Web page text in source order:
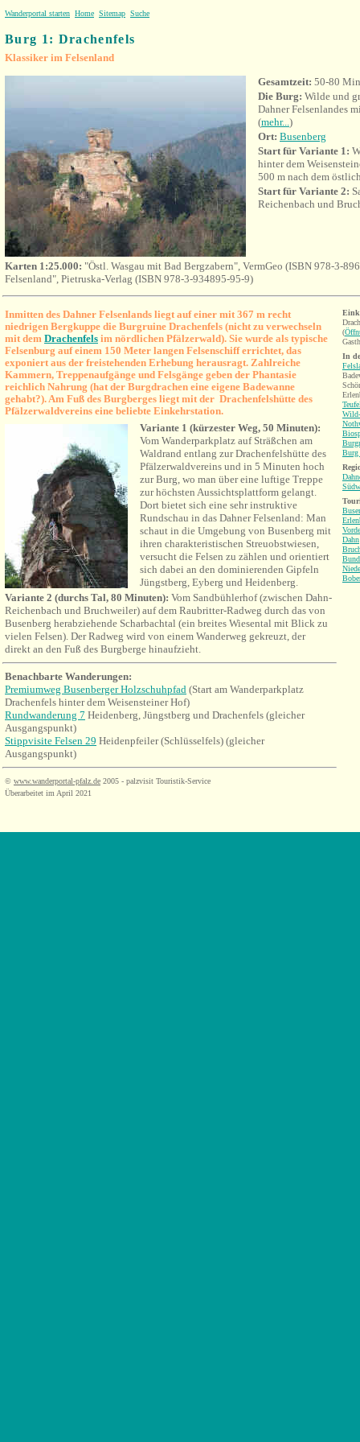
Wanderportal starten Home Sitemap Suche
Burg 1: Drachenfels
Klassiker im Felsenland
Gesamtzeit: 50-80
Die Burg: Wilde und
Dahner Felsenlandes
(mehr...)
Ort: Busenberg
Start für Variante 1:
hinter dem
500 m nach dem
Start für Variante 2:
Reichenbach und
Karten 1:25.000: "Östl. Wasgau mit Bad Bergzabern", VermGeo (ISBN 978-3-
Felsenland", Pietruska-Verlag (ISBN 978-3-934895-95-9)
Inmitten des Dahner Felsenlands liegt auf einer mit 367 m recht
niedrigen Bergkuppe die Burgruine Drachenfels (nicht zu verwechseln
mit dem Drachenfels im nördlichen Pfälzerwald). Sie wurde als typische
Felsenburg auf einem 150 Meter langen Felsenschiff errichtet, das
exponiert aus der freistehenden Erhebung herausragt. Zahlreiche
Kammern, Treppenaufgänge und Felsgänge geben der Phantasie
reichlich Nahrung (hat der Burgdrachen eine eigene Badewanne
gehabt?). Am Fuß des Burgberges liegt mit der Drachenfelshütte des
Pfälzerwaldvereins eine beliebte Einkehrstation.
Variante 1 (kürzester Weg, 50 Minuten):
Vom Wanderparkplatz auf Sträßchen am
Waldrand entlang zur Drachenfelshütte des
Pfälzerwaldvereins und in 5 Minuten hoch
zur Burg, wo man über eine luftige Treppe
zur höchsten Aussichtsplattform gelangt.
Dort bietet sich eine sehr instruktive
Rundschau in das Dahner Felsenland: Man
schaut in die Umgebung von Busenberg mit
ihren charakteristischen Streuobstwiesen,
versucht die Felsen zu zählen und orientiert
sich dabei an den dominierenden Gipfeln
Jüngstberg, Eyberg und Heidenberg.
Variante 2 (durchs Tal, 80 Minuten): Vom Sandbühlerhof (zwischen Dahn-
Reichenbach und Bruchweiler) auf dem Raubritter-Radweg durch das von
Busenberg herabziehende Scharbachtal (ein breites Wiesental mit Blick zu
vielen Felsen). Der Radweg wird von einem Wanderweg gekreuzt, der
direkt an den Fuß des Burgberge hinaufzieht.
Benachbarte Wanderungen:
Premiumweg Busenberger Holzschuhpfad (Start am Wanderparkplatz
Drachenfels hinter dem Weisensteiner Hof)
Rundwanderung 7 Heidenberg, Jüngstberg und Drachenfels (gleicher
Ausgangspunkt)
Stippvisite Felsen 29 Heidenpfeiler (Schlüsselfels) (gleicher
Ausgangspunkt)
© www.wanderportal-pfalz.de 2005 - palzvisit Touristik-Service
Überarbeitet im April 2021
(
In
Burg
Dahn